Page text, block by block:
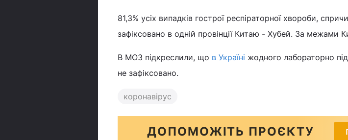
81,3% усіх випадків гострої респіраторної хвороби,
зафіксовано в одній провінції Китаю - Хубей. За межами
В МОЗ підкреслили, що в Україні жодного лабораторно
не зафіксовано.
коронавірус
ДОПОМОЖІТЬ ПРОЄКТУ